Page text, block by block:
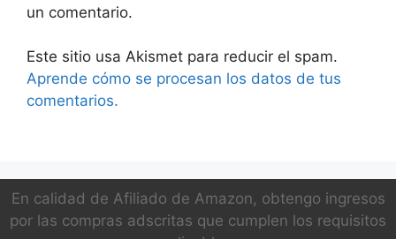
un comentario.
Este sitio usa Akismet para reducir el spam.
Aprende cómo se procesan los datos de tus
comentarios.
En calidad de Afiliado de Amazon, obtengo ingresos
por las compras adscritas que cumplen los requisitos